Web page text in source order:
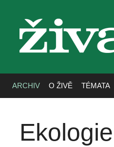
živa
ARCHIV O ŽIVĚ TÉMATA